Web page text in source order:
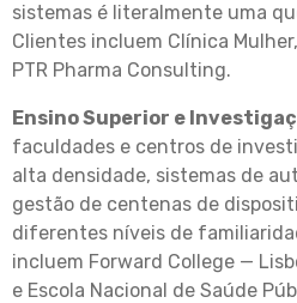
sistemas é literalmente uma
Clientes incluem Clínica
PTR Pharma Consulting.
Ensino Superior e
faculdades e centros de
alta densidade, sistemas de
gestão de centenas de
diferentes níveis de
incluem Forward College —
e Escola Nacional de Saúde